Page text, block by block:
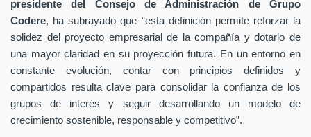
presidente del Consejo de Administración de Grupo
Codere, ha subrayado que “esta definición permite reforzar la
solidez del proyecto empresarial de la compañía y dotarlo de
una mayor claridad en su proyección futura. En un entorno en
constante evolución, contar con principios definidos y
compartidos resulta clave para consolidar la confianza de los
grupos de interés y seguir desarrollando un modelo de
crecimiento sostenible, responsable y competitivo”.